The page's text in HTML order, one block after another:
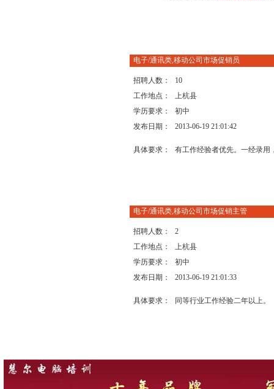
电子/通讯类,移动公司市场促销员
招聘人数：
10
工作地点：
上杭县
学历要求：
初中
发布日期：
2013-06-19 21:01:42
具体要求： 有工作经验者优先。一经录用
电子/通讯类,移动公司市场促销主管
招聘人数：
2
工作地点：
上杭县
学历要求：
初中
发布日期：
2013-06-19 21:01:33
具体要求： 同等行业工作经验二年以上。